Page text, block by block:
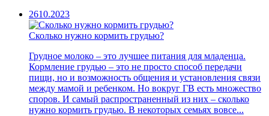
2610.2023
Сколько нужно кормить грудью?
Грудное молоко – это лучшее питания для младенца.
Кормление грудью – это не просто способ передачи
пищи, но и возможность общения и установления связи
между мамой и ребенком. Но вокруг ГВ есть множество
споров. И самый распространенный из них – сколько
нужно кормить грудью. В некоторых семьях вовсе...